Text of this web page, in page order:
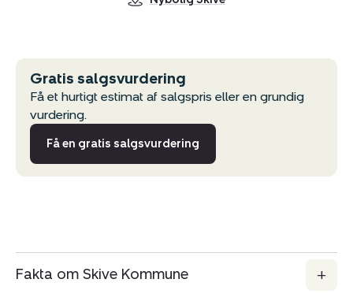
Gratis salgsvurdering
Få et hurtigt estimat af salgspris eller en grundig
vurdering.
Få en gratis salgsvurdering
Fakta om Skive Kommune